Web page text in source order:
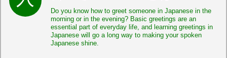
Do you know how to greet someone in Japanese in the
morning or in the evening? Basic greetings are an
essential part of everyday life, and learning greetings in
Japanese will go a long way to making your spoken
Japanese shine.